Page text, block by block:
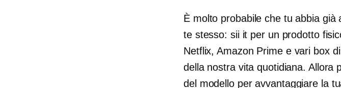
È molto probabile che tu abbia
te stesso: siiit per un prodotto
Netflix, Amazon Prime e vari box
della nostra vita quotidiana. Allora
del modello per avvantaggiare la